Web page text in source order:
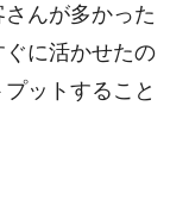
んが多かった
に活かせたの
ットすること